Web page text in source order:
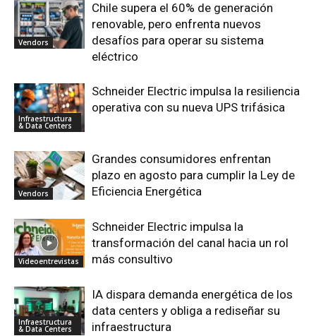
Vendors
Chile supera el 60% de generación
renovable, pero enfrenta nuevos
desafíos para operar su sistema
eléctrico
Infraestructura
& Data Centers
Schneider Electric impulsa la resiliencia
operativa con su nueva UPS trifásica
Vendors
Grandes consumidores enfrentan
plazo en agosto para cumplir la Ley de
Eficiencia Energética
Videoentrevistas
Schneider Electric impulsa la
transformación del canal hacia un rol
más consultivo
Infraestructura
& Data Centers
IA dispara demanda energética de los
data centers y obliga a rediseñar su
infraestructura